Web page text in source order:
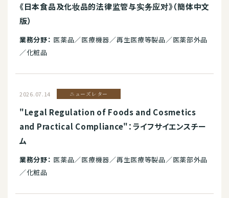
《日本食品及化妆品的法律监管与实务应对》（簡体中文
版）
業務分野： 医薬品／医療機器／再生医療等製品／医薬部外品
／化粧品
2026.07.14 ニューズレター
"Legal Regulation of Foods and Cosmetics
and Practical Compliance"：ライフサイエンスチー
ム
業務分野： 医薬品／医療機器／再生医療等製品／医薬部外品
／化粧品